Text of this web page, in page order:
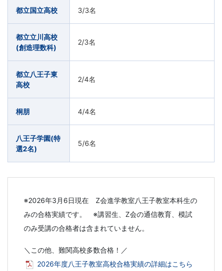
都立国立高校 3/3名
都立立川高校
(創造理数科)
2/3名
都立八王子東
高校
2/4名
桐朋 4/4名
八王子学園(特
選2名)
5/6名
※2026年3月6日現在 Z会進学教室八王子教室本科生の
みの合格実績です。 ※講習生、Z会の通信教育、模試
のみ受講の合格者は含まれていません。
＼この他、難関高校多数合格！／
2026年度八王子教室高校合格実績の詳細はこちら